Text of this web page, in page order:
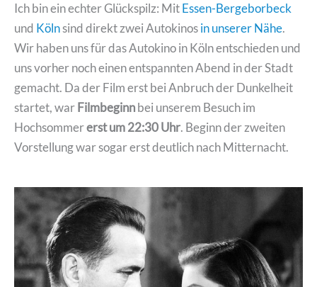
Ich bin ein echter Glückspilz: MitEssen-Bergeborbeck
und Kölnsind direkt zwei Autokinosin unserer Nähe.
Wir haben uns für das Autokino in Köln entschieden und
uns vorher noch einen entspannten Abend in der Stadt
gemacht. Da der Film erst bei Anbruch der Dunkelheit
startet, warFilmbeginnbei unserem Besuch im
Hochsommererst um 22:30 Uhr. Beginn der zweiten
Vorstellung war sogar erst deutlich nach Mitternacht.